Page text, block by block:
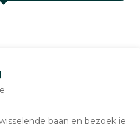
baan en bezoek je